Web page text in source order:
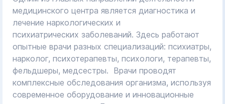
медицинского центра является диагностика и
лечение наркологических и
психиатрических заболеваний. Здесь работают
опытные врачи разных специализаций: психиатры,
нарколог, психотерапевты, психологи, терапевты,
фельдшеры, медсестры. Врачи проводят
комплексные обследования организма, используя
современное оборудование и инновационные